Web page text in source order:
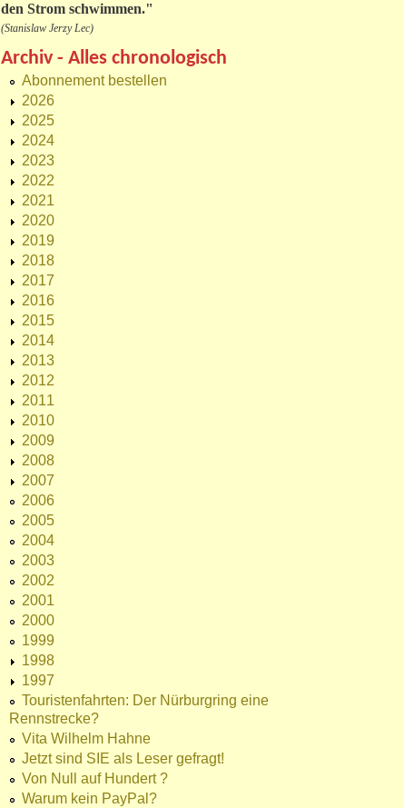
den Strom schwimmen."
(Stanislaw Jerzy Lec)
Archiv - Alles chronologisch
Abonnement bestellen
2026
2025
2024
2023
2022
2021
2020
2019
2018
2017
2016
2015
2014
2013
2012
2011
2010
2009
2008
2007
2006
2005
2004
2003
2002
2001
2000
1999
1998
1997
Touristenfahrten: Der Nürburgring eine
Rennstrecke?
Vita Wilhelm Hahne
Jetzt sind SIE als Leser gefragt!
Von Null auf Hundert ?
Warum kein PayPal?